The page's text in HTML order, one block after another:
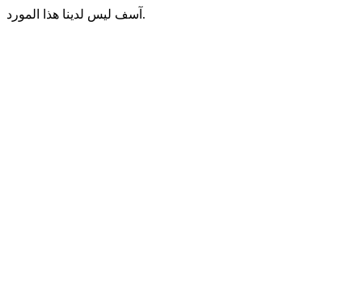
آسف ليس لدينا هذا المورد.